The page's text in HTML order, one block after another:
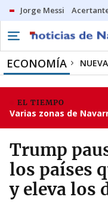
Jorge Messi
ECONOMÍA
EL TIEMPO
Varias zonas de
Trump
los países
y eleva los